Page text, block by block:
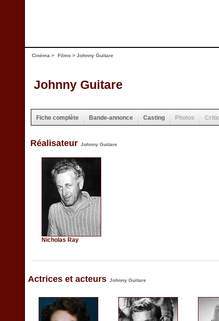
Cinéma > Films > Johnny Guitare
Johnny Guitare
Fiche complète Bande-annonce Casting Photos
Réalisateur Johnny Guitare
Nicholas Ray
Actrices et acteurs Johnny Guitare